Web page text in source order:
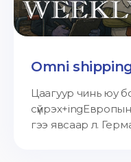
Omni
Цаагуур чинь юу
сүйрэх+ingЕвропын
гээ явсаар л.